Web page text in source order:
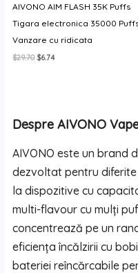
AIVONO AIM FLASH 35K Puffs
Tigara electronica 35000
Vanzare cu ridicata
$29.70 Prețul
$6.74Prețul
Despre AIVONO
AIVONO este un brand
dezvoltat pentru
la dispozitive cu
multi-flavour cu mulți
concentrează pe un
eficiența încălzirii cu
bateriei reîncărcabile